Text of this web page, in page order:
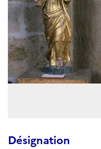
Désignation